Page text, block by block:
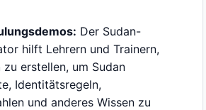
Der Sudan-
hilft Lehrern und Trainern,
zu erstellen, um Sudan
Identitätsregeln,
und anderes Wissen zu